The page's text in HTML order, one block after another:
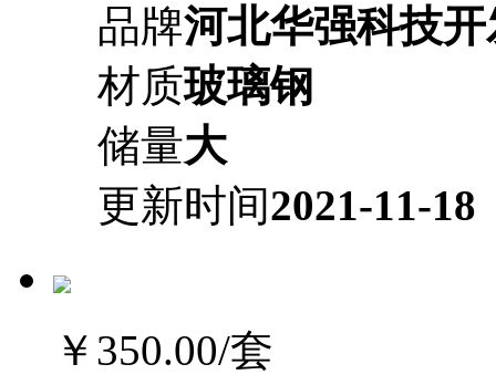
品牌河北华强科技
材质玻璃钢
储量大
更新时间2021-11-18
￥350.00/套